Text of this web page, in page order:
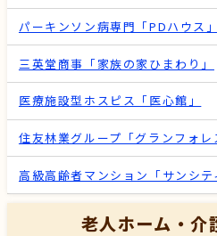
パーキンソン病専門「PDハウス」
三英堂商事「家族の家ひまわり」
医療施設型ホスピス「医心館」
住友林業グループ「グランフォレ
高級高齢者マンション「サンシテ
老人ホーム・介